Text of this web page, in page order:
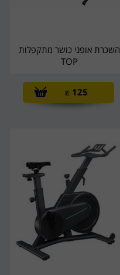
השכרת אופני כושר מתקפלות
TOP
125
₪